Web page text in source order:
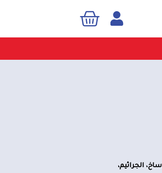
Cart
الجراثيم،